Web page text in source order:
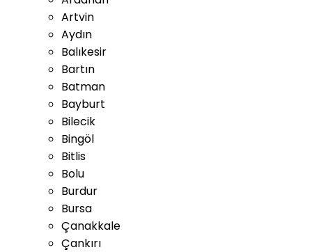
Artvin
Aydın
Balıkesir
Bartın
Batman
Bayburt
Bilecik
Bingöl
Bitlis
Bolu
Burdur
Bursa
Çanakkale
Çankırı